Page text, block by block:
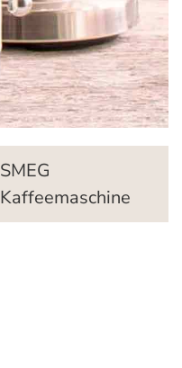
SMEG
Kaffeemaschine